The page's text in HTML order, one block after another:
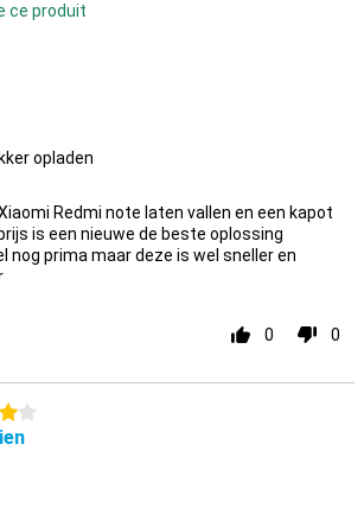
ce produit
opladen
Redmi note laten vallen en een kapot
is een nieuwe de beste oplossing
nog prima maar deze is wel sneller en
0 0